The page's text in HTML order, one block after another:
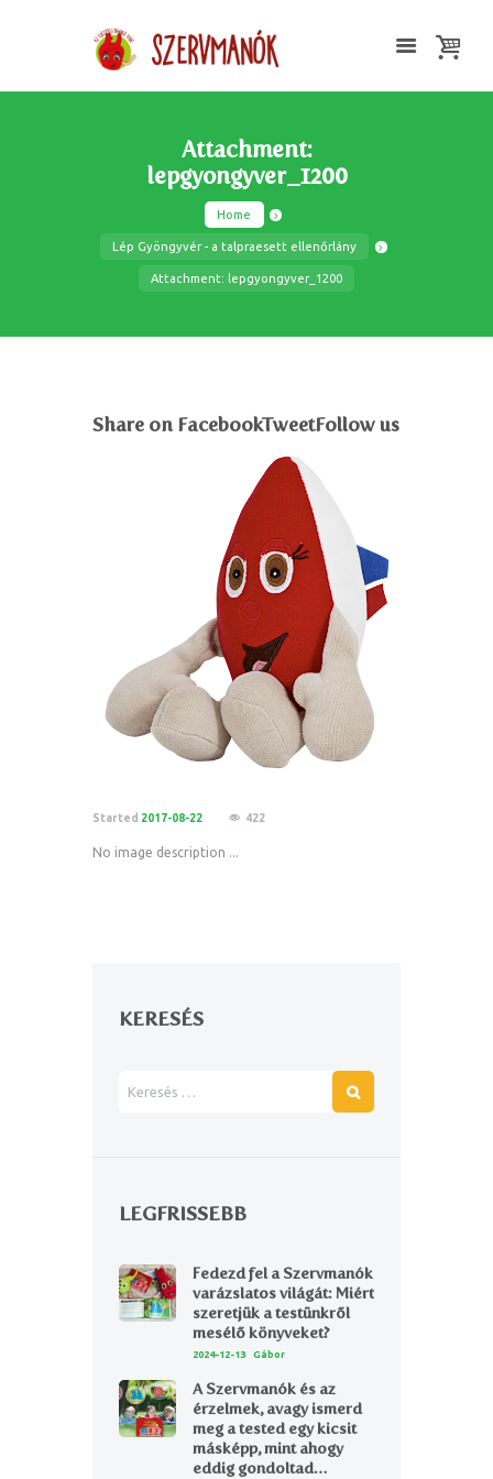
Attachment:
lepgyongyver_1200
Home
Lép Gyöngyvér - a talpraesett ellenőrlány
Attachment: lepgyongyver_1200
Share on FacebookTweetFollow us
Started 2017-08-22 422
No image description ...
KERESÉS
LEGFRISSEBB
Fedezd fel a Szervmanók
varázslatos világát: Miért
szeretjük a testünkről
mesélő könyveket?
2024-12-13 Gábor
A Szervmanók és az
érzelmek, avagy ismerd
meg a tested egy kicsit
másképp, mint ahogy
eddig gondoltad…